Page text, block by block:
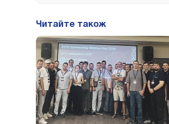
Читайте також